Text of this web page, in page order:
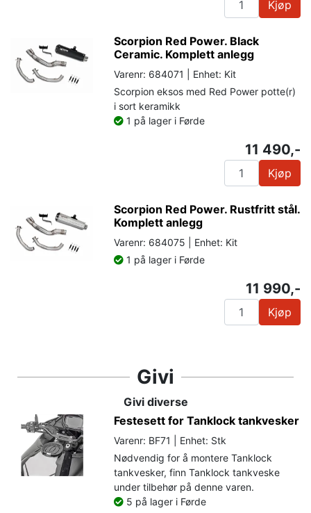
Kjøp
Scorpion Red Power. Black
Ceramic. Komplett anlegg
Varenr: 684071 | Enhet: Kit
Scorpion eksos med Red Power potte(r)
i sort keramikk
1 på lager i Førde
11 490,-
Kjøp
Scorpion Red Power. Rustfritt stål.
Komplett anlegg
Varenr: 684075 | Enhet: Kit
1 på lager i Førde
11 990,-
Kjøp
Givi
Givi diverse
Festesett for Tanklock tankvesker
Varenr: BF71 | Enhet: Stk
Nødvendig for å montere Tanklock
tankvesker, finn Tanklock tankveske
under tilbehør på denne varen.
5 på lager i Førde